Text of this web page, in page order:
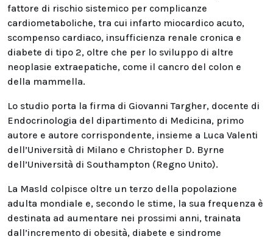
fattore di rischio sistemico per complicanze
cardiometaboliche, tra cui infarto miocardico acuto,
scompenso cardiaco, insufficienza renale cronica e
diabete di tipo 2, oltre che per lo sviluppo di altre
neoplasie extraepatiche, come il cancro del colon e
della mammella.
Lo studio porta la firma di Giovanni Targher, docente di
Endocrinologia del dipartimento di Medicina, primo
autore e autore corrispondente, insieme a Luca Valenti
dell’Università di Milano e Christopher D. Byrne
dell’Università di Southampton (Regno Unito).
La Masld colpisce oltre un terzo della popolazione
adulta mondiale e, secondo le stime, la sua frequenza è
destinata ad aumentare nei prossimi anni, trainata
dall’incremento di obesità, diabete e sindrome